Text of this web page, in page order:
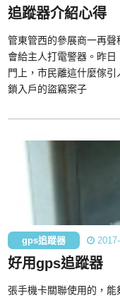
追蹤器介紹心得
管東管西的參展商一再
會給主人打電警器。昨
門上，市民離這什麼傢
鎖入戶的盜竊案子
gps追蹤器
好用gps追蹤器
張手機卡關聯使用的，